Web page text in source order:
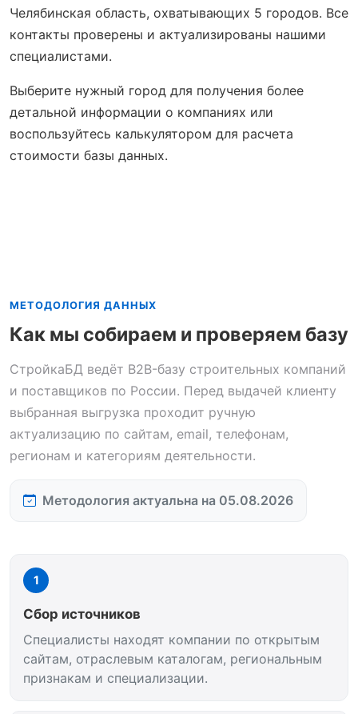
Челябинская область, охватывающих 5 городов. Все
контакты проверены и актуализированы нашими
специалистами.
Выберите нужный город для получения более
детальной информации о компаниях или
воспользуйтесь калькулятором для расчета
стоимости базы данных.
МЕТОДОЛОГИЯ ДАННЫХ
Как мы собираем и проверяем базу
СтройкаБД ведёт B2B-базу строительных компаний
и поставщиков по России. Перед выдачей клиенту
выбранная выгрузка проходит ручную
актуализацию по сайтам, email, телефонам,
регионам и категориям деятельности.
Методология актуальна на 05.08.2026
1
Сбор источников
Специалисты находят компании по открытым
сайтам, отраслевым каталогам, региональным
признакам и специализации.